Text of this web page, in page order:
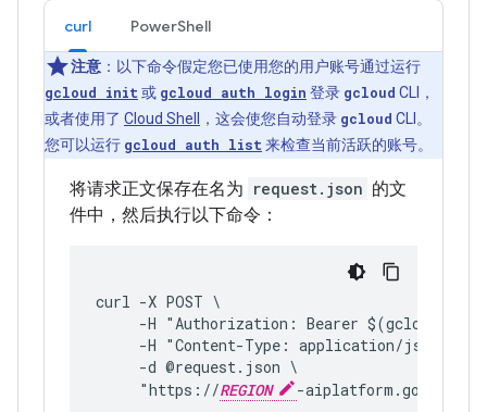
curl PowerShell
注意 ：以下命令假定您已使用您的用户账号通过运行
gcloud init 或 gcloud auth login 登录 gcloud CLI，
或者使用了 Cloud Shell ，这会使您自动登录 gcloud CLI。
您可以运行 gcloud auth list 来检查当前活跃的账号。
将请求正文保存在名为 request.json 的文
件中，然后执行以下命令：
curl -X POST \
-H "Authorization: Bearer $(gcloud
-H "Content-Type: application/json;
     -d @request.json \
     "https://
REGION -